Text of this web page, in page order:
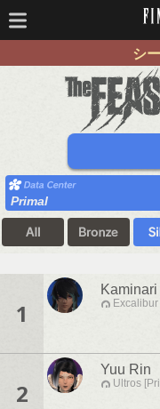
シ
Primal
1
2
Yuu Rin
Ultros